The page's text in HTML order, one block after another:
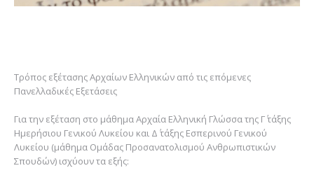
Τρόπος εξέτασης Αρχαίων Ελληνικών από τις επόμενες
Πανελλαδικές Εξετάσεις
Για την εξέταση στο μάθημα Αρχαία Ελληνική Γλώσσα της Γ΄ τάξης
Ημερήσιου Γενικού Λυκείου και Δ΄ τάξης Εσπερινού Γενικού
Λυκείου (μάθημα Ομάδας Προσανατολισμού Ανθρωπιστικών
Σπουδών) ισχύουν τα εξής: